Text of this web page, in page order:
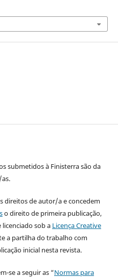
submetidos à Finisterra são da
direitos de autor/a e concedem
o direito de primeira publicação,
sob a Licença Creative
a partilha do trabalho com
inicial nesta revista.
se a seguir as “Normas para